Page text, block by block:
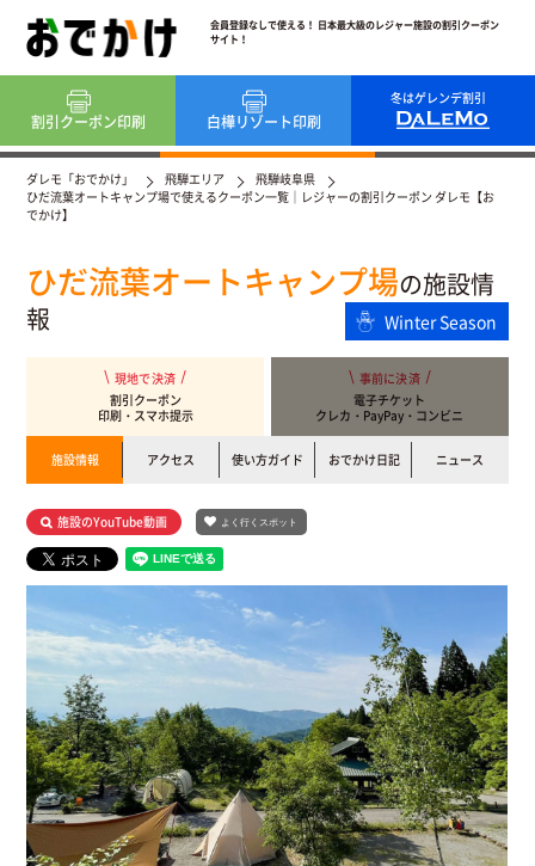
会員登録なしで使える！ 日本最大級のレジャー施設の割引クーポン
サイト！
冬はゲレンデ割引
割引クーポン印刷 白樺リゾート印刷
ダレモ「おでかけ」 飛騨エリア
飛騨岐阜県
ひだ流葉オートキャンプ場で使えるクーポン一覧｜レジャーの割引クーポン ダレモ【お
でかけ】
ひだ流葉オートキャンプ場の施設情
報
Winter Season
現地で決済
割引クーポン
印刷・スマホ提示
事前に決済
電子チケット
クレカ・PayPay・コンビニ
施設情報 アクセス 使い方ガイド おでかけ日記 ニュース
施設のYouTube動画 よく行くスポット